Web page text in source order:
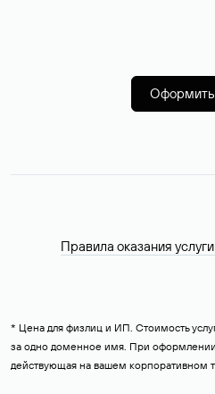
Оформить
Правила оказания
* Цена для физлиц и ИП. Стоимость
за одно доменное имя. При оформлении
действующая на вашем корпоративном